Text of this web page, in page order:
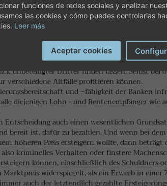
sondern um einen einfachen lediglich
haben die Banken einen leichten Ausweg, der
verzichten und erst einmal in das
der Immobilie im Rahmen der
unbeteiligter Dritter finden lassen. Selbst bei
verschiedene Altfälle profitieren können.
und –fähigkeit der Banken
diejenigen Lohn - und Rentenempfänger wie
Entscheidung auch einen wesentlichen
bereit ist, dafür zu bezahlen. Und wenn bei
höheren Preis ersteigern wollte, dann
kriminelles Verhalten oder finstere
können, einschließlich des Schuldners
widerspiegelt, als ein Erwerb in einer
auch der letztendlich gezahlte
funciones de redes sociales y analizar
las cookies y cómo puedes controlarlas
Leer más
Aceptar cookies